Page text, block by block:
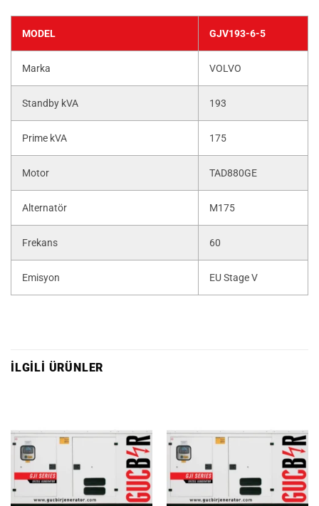
MODEL GJV193-6-5
Marka VOLVO
Standby kVA 193
Prime kVA 175
Motor TAD880GE
Alternatör M175
Frekans 60
Emisyon EU Stage V
İLGILI ÜRÜNLER